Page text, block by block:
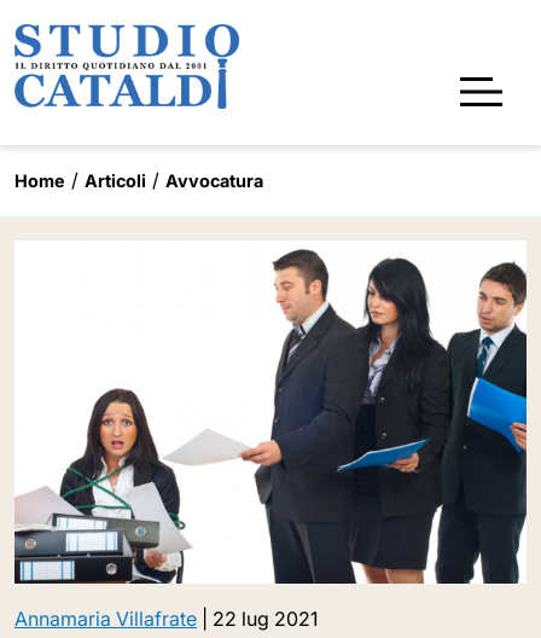
Home Articoli Avvocatura
Annamaria Villafrate 22 lug 2021